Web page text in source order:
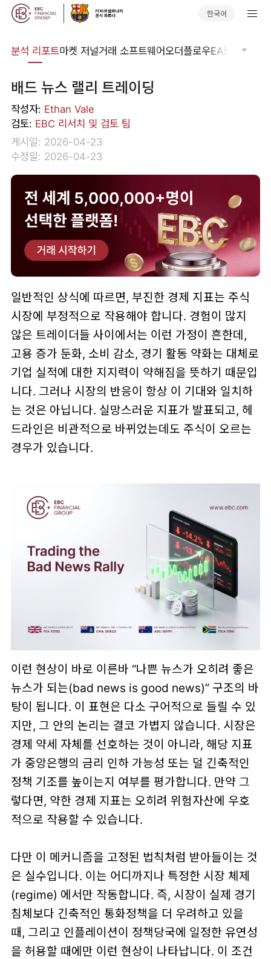
한국어
분석 리포트마켓 저널거래 소프트웨어오더플로우EA툴킷 트레
배드 뉴스 랠리 트레이딩
작성자: Ethan Vale
검토: EBC 리서치 및 검토 팀
게시일: 2026-04-23
수정일: 2026-04-23
일반적인 상식에 따르면, 부진한 경제 지표는 주식
시장에 부정적으로 작용해야 합니다. 경험이 많지
않은 트레이더들 사이에서는 이런 가정이 흔한데,
고용 증가 둔화, 소비 감소, 경기 활동 약화는 대체로
기업 실적에 대한 지지력이 약해짐을 뜻하기 때문입
니다. 그러나 시장의 반응이 항상 이 기대와 일치하
는 것은 아닙니다. 실망스러운 지표가 발표되고, 헤
드라인은 비관적으로 바뀌었는데도 주식이 오르는
경우가 있습니다.
이런 현상이 바로 이른바 “나쁜 뉴스가 오히려 좋은
뉴스가 되는(bad news is good news)”구조의 바
탕이 됩니다. 이 표현은 다소 구어적으로 들릴 수 있
지만, 그 안의 논리는 결코 가볍지 않습니다. 시장은
경제 약세 자체를 선호하는 것이 아니라, 해당 지표
가 중앙은행의 금리 인하 가능성 또는 덜 긴축적인
정책 기조를 높이는지 여부를 평가합니다. 만약 그
렇다면, 약한 경제 지표는 오히려 위험자산에 우호
적으로 작용할 수 있습니다.
다만 이 메커니즘을 고정된 법칙처럼 받아들이는 것
은 실수입니다. 이는 어디까지나 특정한 시장 체제
(regime) 에서만 작동합니다. 즉, 시장이 실제 경기
침체보다 긴축적인 통화정책을 더 우려하고 있을
때 , 그리고 인플레이션이 정책당국에 일정한 유연성
을 허용할 때에만 이런 현상이 나타납니다. 이 조건